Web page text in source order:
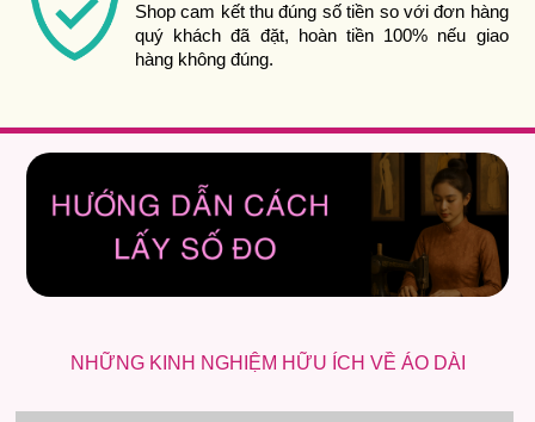
Shop cam kết thu đúng số tiền so với đơn hàng
quý khách đã đặt, hoàn tiền 100% nếu giao
hàng không đúng.
NHỮNG KINH NGHIỆM HỮU ÍCH VỀ ÁO DÀI